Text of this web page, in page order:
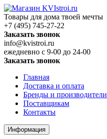
Товары для дома твоей мечты
+7 (495) 745-27-22
Заказать звонок
info@kvistroi.ru
ежедневно с 9-00 до 24-00
Заказать звонок
Главная
Доставка и оплата
Бренды и производители
Поставщикам
Контакты
Информация